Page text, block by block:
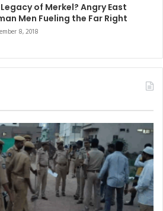
of Merkel? Angry East
Men Fueling the Far Right
8, 2018